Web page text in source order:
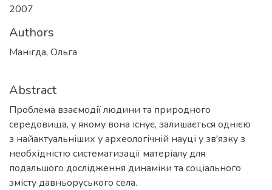
2007
Authors
Манігда, Ольга
Abstract
Проблема взаємодії людини та природного
середовища, у якому вона існує, залишається однією
з найактуальніших у археологічній науці у зв'язку з
необхідністю систематизації матеріалу для
подальшого дослідження динаміки та соціального
змісту давньоруського села.